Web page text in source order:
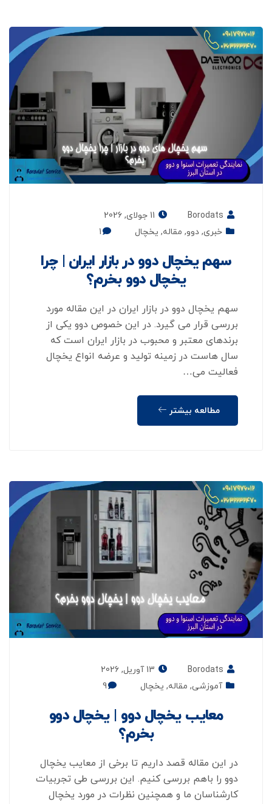
Borodats
خبری, دوو, مقاله, یخچال 1
سهم یخچال دوو در بازار ایران | چرا
یخچال دوو بخرم؟
سهم یخچال دوو در بازار ایران در این مقاله مورد
بررسی قرار می گیرد. در این خصوص دوو یکی از
برندهای معتبر و محبوب در بازار ایران است که
سال هاست در زمینه تولید و عرضه انواع یخچال
فعالیت می…
مطالعه بیشتر
Borodats
آموزشی, مقاله, یخچال 9
معایب یخچال دوو | یخچال دوو
بخرم؟
در این مقاله قصد داریم تا برخی از معایب یخچال
دوو را باهم بررسی کنیم. این بررسی طی تجربیات
کارشناسان ما و همچنین نظرات در مورد یخچال